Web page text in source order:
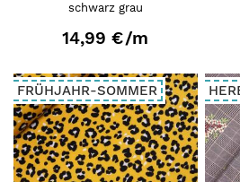
schwarz grau
14,99 €/m
FRÜHJAHR-SOMMER